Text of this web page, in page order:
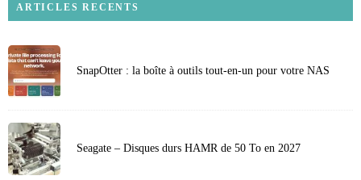
ARTICLES RECENTS
SnapOtter : la boîte à outils tout-en-un pour votre NAS
Seagate – Disques durs HAMR de 50 To en 2027